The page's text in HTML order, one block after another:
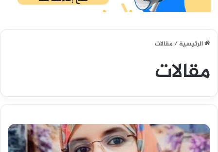
الرئيسية/مقالات
مقالات